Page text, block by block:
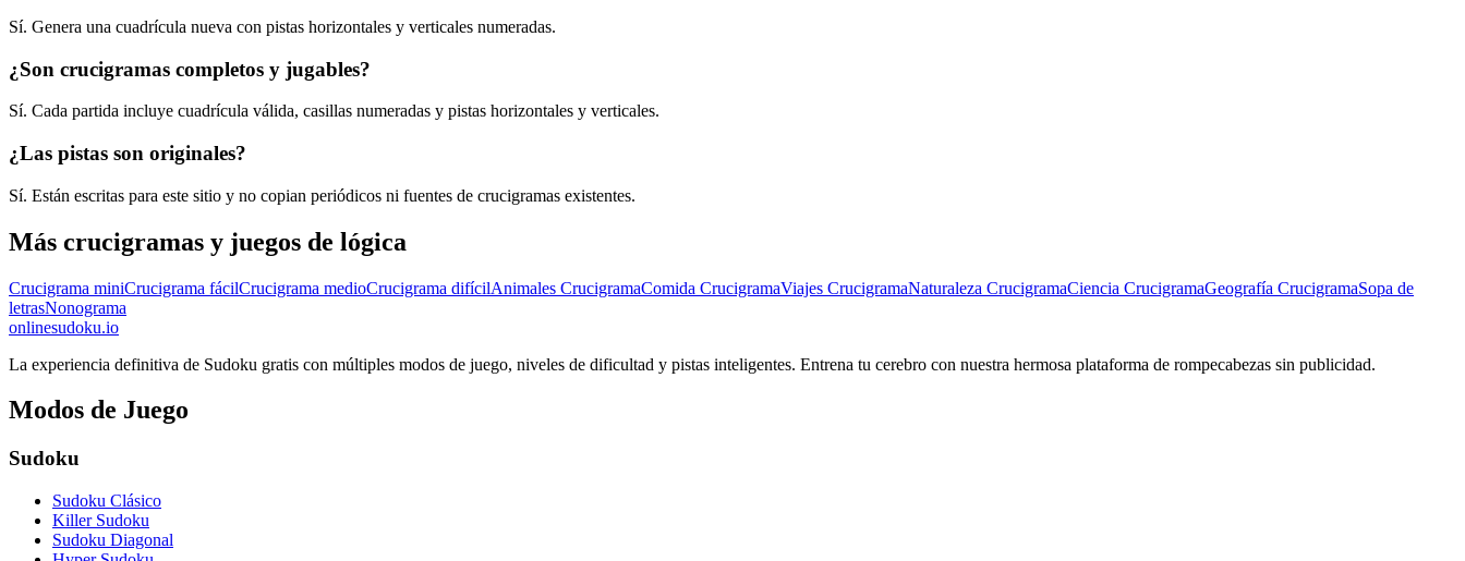
Sí. Genera una cuadrícula nueva con pistas horizontales y verticales numeradas.
¿Son crucigramas completos y jugables?
Sí. Cada partida incluye cuadrícula válida, casillas numeradas y pistas horizontales y verticales.
¿Las pistas son originales?
Sí. Están escritas para este sitio y no copian periódicos ni fuentes de crucigramas existentes.
Más crucigramas y juegos de lógica
Crucigrama miniCrucigrama fácilCrucigrama medioCrucigrama difícilAnimales CrucigramaComida CrucigramaViajes CrucigramaNaturaleza CrucigramaCiencia CrucigramaGeografía CrucigramaSopa de
letrasNonograma
onlinesudoku.io
La experiencia definitiva de Sudoku gratis con múltiples modos de juego, niveles de dificultad y pistas inteligentes. Entrena tu cerebro con nuestra hermosa plataforma de rompecabezas sin publicidad.
Modos de Juego
Sudoku
Sudoku Clásico
Killer Sudoku
Sudoku Diagonal